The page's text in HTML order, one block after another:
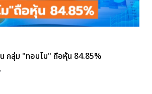
กลุ่ม "ทอมโม" ถือหุ้น 84.85%